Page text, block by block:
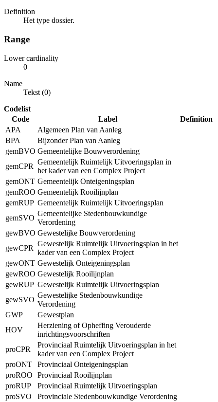
Definition
Het type dossier.
Range
Lower cardinality
0
Name
Tekst (0)
Codelist
Code
Label
Definition
APA
Algemeen Plan van Aanleg
BPA
Bijzonder Plan van Aanleg
gemBVO Gemeentelijke Bouwverordening
gemCPR
Gemeentelijk Ruimtelijk Uitvoeringsplan in
het kader van een Complex Project
gemONT Gemeentelijk Onteigeningsplan
gemROO Gemeentelijk Rooilijnplan
gemRUP Gemeentelijk Ruimtelijk Uitvoeringsplan
gemSVO
Gemeentelijke Stedenbouwkundige
Verordening
gewBVO Gewestelijke Bouwverordening
gewCPR
Gewestelijk Ruimtelijk Uitvoeringsplan in het
kader van een Complex Project
gewONT Gewestelijk Onteigeningsplan
gewROO Gewestelijk Rooilijnplan
gewRUP Gewestelijk Ruimtelijk Uitvoeringsplan
gewSVO
Gewestelijke Stedenbouwkundige
Verordening
GWP
Gewestplan
HOV
Herziening of Opheffing Verouderde
inrichtingsvoorschriften
proCPR
Provinciaal Ruimtelijk Uitvoeringsplan in het
kader van een Complex Project
proONT
Provinciaal Onteigeningsplan
proROO
Provinciaal Rooilijnplan
proRUP
Provinciaal Ruimtelijk Uitvoeringsplan
proSVO
Provinciale Stedenbouwkundige Verordening